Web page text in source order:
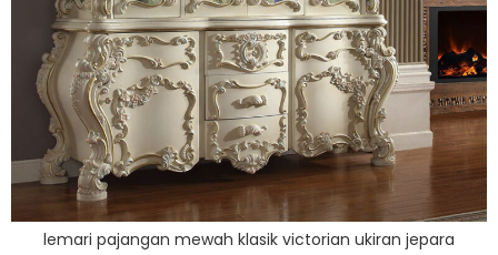
lemari pajangan mewah klasik victorian ukiran jepara